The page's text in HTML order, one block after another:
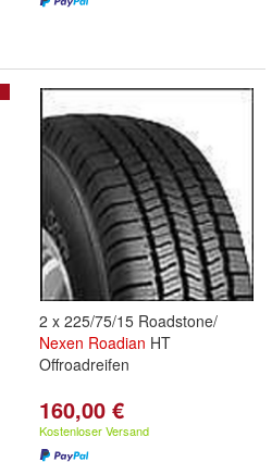
2 x 225/75/15 Roadstone/
Nexen Roadian HT
Offroadreifen
160,00 €
Kostenloser Versand